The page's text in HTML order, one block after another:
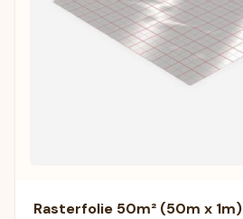
Rasterfolie 50m² (50m x 1m)